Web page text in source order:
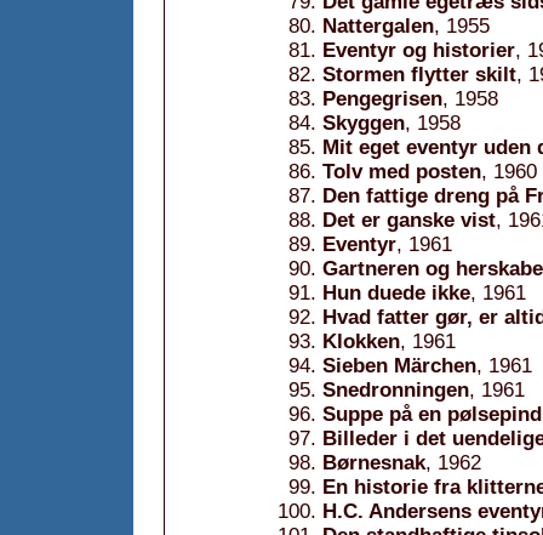
Nattergalen, 1955
Eventyr og historier,
Stormen flytter skilt,
Pengegrisen, 1958
Skyggen, 1958
Mit eget eventyr uden
Tolv med posten, 1960
Den fattige dreng på
Det er ganske vist,
Eventyr, 1961
Gartneren og
Hun duede ikke, 1961
Hvad fatter gør, er
Klokken, 1961
Sieben Märchen, 1961
Snedronningen, 1961
Suppe på en pølsepind
Billeder i det
Børnesnak, 1962
En historie fra
H.C. Andersens